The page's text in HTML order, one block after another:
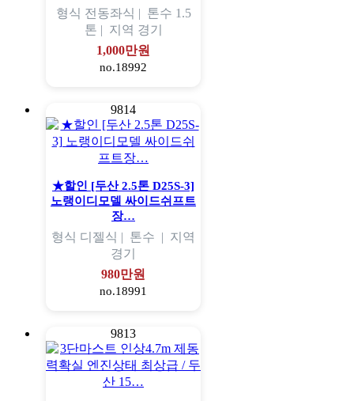
형식 전동좌식 | 톤수 1.5
톤 | 지역 경기
1,000만원
no.18992
9814
★할인 [두산 2.5톤 D25S-3]
노랭이디모델 싸이드쉬프트
장…
형식 디젤식 | 톤수 | 지역
경기
980만원
no.18991
9813